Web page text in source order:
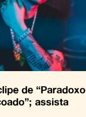
de “Paradoxo
assista